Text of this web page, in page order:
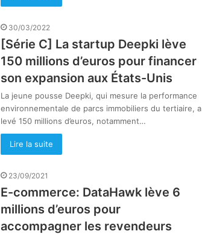
30/03/2022
[Série C] La startup Deepki lève
150 millions d’euros pour financer
son expansion aux États-Unis
La jeune pousse Deepki, qui mesure la performance
environnementale de parcs immobiliers du tertiaire, a
levé 150 millions d’euros, notamment…
Lire la suite
23/09/2021
E-commerce: DataHawk lève 6
millions d’euros pour
accompagner les revendeurs